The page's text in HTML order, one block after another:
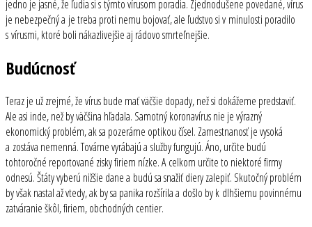
jedno je jasné, že ľudia si s týmto vírusom poradia. Zjednodušene povedané, vírus
je nebezpečný a je treba proti nemu bojovať, ale ľudstvo si v minulosti poradilo
s vírusmi, ktoré boli nákazlivejšie aj rádovo smrteľnejšie.
Budúcnosť
Teraz je už zrejmé, že vírus bude mať väčšie dopady, než si dokážeme predstaviť.
Ale asi inde, než by väčšina hľadala. Samotný koronavírus nie je výrazný
ekonomický problém, ak sa pozeráme optikou čísel. Zamestnanosť je vysoká
a zostáva nemenná. Továrne vyrábajú a služby fungujú. Áno, určite budú
tohtoročné reportované zisky firiem nízke. A celkom určite to niektoré firmy
odnesú. Štáty vyberú nižšie dane a budú sa snažiť diery zalepiť. Skutočný problém
by však nastal až vtedy, ak by sa panika rozšírila a došlo by k dlhšiemu povinnému
zatváranie škôl, firiem, obchodných centier.